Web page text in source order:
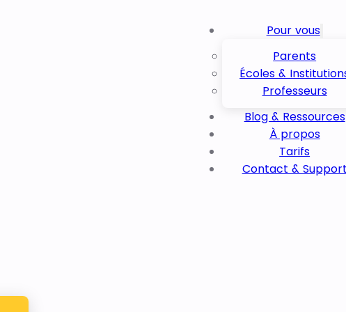
Pour vous
Parents
Écoles &
Professeurs
Blog & Ressources
À propos
Tarifs
Contact &